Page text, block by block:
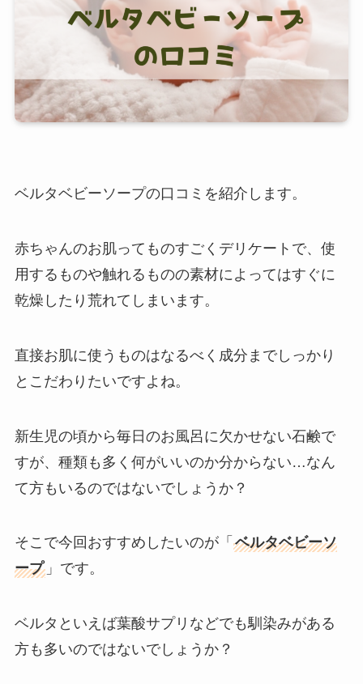
ベルタベビーソープの口コミを紹介します。
赤ちゃんのお肌ってものすごくデリケートで、使
用するものや触れるものの素材によってはすぐに
乾燥したり荒れてしまいます。
直接お肌に使うものはなるべく成分までしっかり
とこだわりたいですよね。
新生児の頃から毎日のお風呂に欠かせない石鹸で
すが、種類も多く何がいいのか分からない…なん
て方もいるのではないでしょうか？
そこで今回おすすめしたいのが「 ベルタベビーソ
ープ」です。
ベルタといえば葉酸サプリなどでも馴染みがある
方も多いのではないでしょうか？